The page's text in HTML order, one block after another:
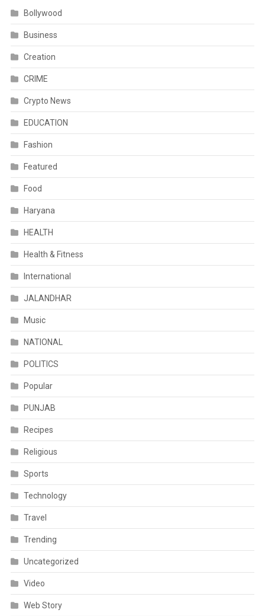
Bollywood
Business
Creation
CRIME
Crypto News
EDUCATION
Fashion
Featured
Food
Haryana
HEALTH
Health & Fitness
International
JALANDHAR
Music
NATIONAL
POLITICS
Popular
PUNJAB
Recipes
Religious
Sports
Technology
Travel
Trending
Uncategorized
Video
Web Story